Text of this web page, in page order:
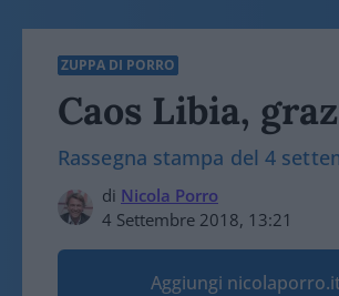
ZUPPA DI PORRO
Caos Libia,
Rassegna stampa del 4
di Nicola Porro
4 Settembre 2018, 13:21
Aggiungi